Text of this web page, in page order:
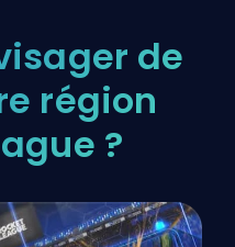
de
région
?